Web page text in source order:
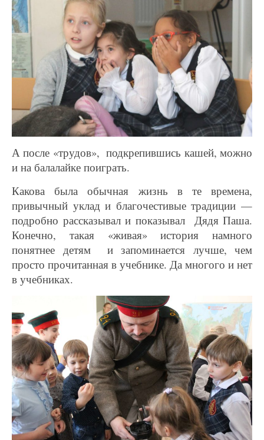
А после «трудов», подкрепившись кашей, можно
и на балалайке поиграть.
Какова была обычная жизнь в те времена,
привычный уклад и благочестивые традиции —
подробно рассказывал и показывал Дядя Паша.
Конечно, такая «живая» история намного
понятнее детям и запоминается лучше, чем
просто прочитанная в учебнике. Да многого и нет
в учебниках.